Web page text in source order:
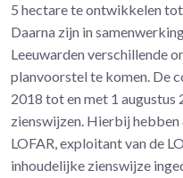
5 hectare te ontwikkelen
Daarna zijn in
Leeuwarden verschillende
planvoorstel te komen. De
2018 tot en met 1 augustus
zienswijzen. Hierbij
LOFAR, exploitant van de
inhoudelijke zienswijze